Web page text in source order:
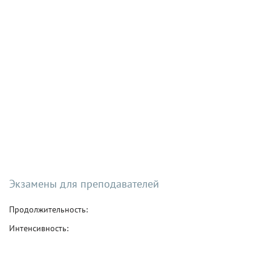
Экзамены для преподавателей
Продолжительность:
Интенсивность: